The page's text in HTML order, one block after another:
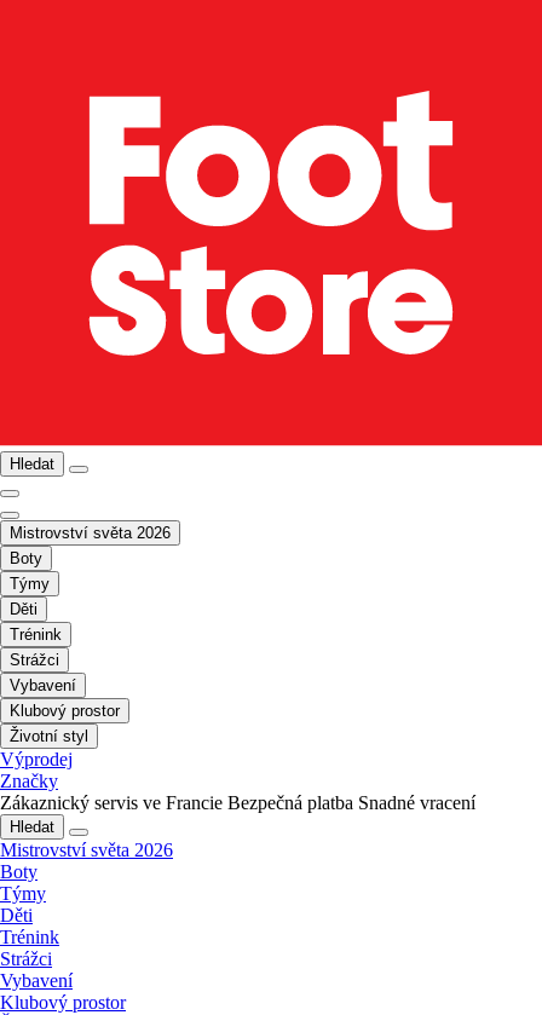
Hledat
Mistrovství světa 2026
Boty
Týmy
Děti
Trénink
Strážci
Vybavení
Klubový prostor
Životní styl
Výprodej
Značky
Zákaznický servis ve Francie Bezpečná platba Snadné vracení
Hledat
Mistrovství světa 2026
Boty
Týmy
Děti
Trénink
Strážci
Vybavení
Klubový prostor